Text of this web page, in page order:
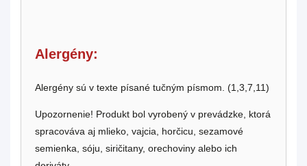
Alergény:
Alergény sú v texte písané tučným písmom. (1,3,7,11)
Upozornenie! Produkt bol vyrobený v prevádzke, ktorá
spracováva aj mlieko, vajcia, horčicu, sezamové
semienka, sóju, siričitany, orechoviny alebo ich